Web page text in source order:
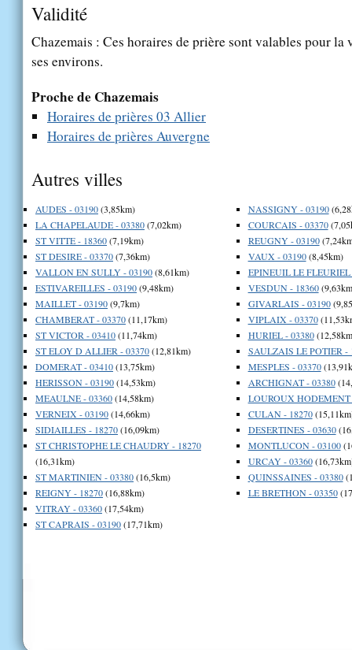
Validité
Chazemais : Ces horaires de prière sont valables pour
ses environs.
Proche de Chazemais
Horaires de prières 03 Allier
Horaires de prières Auvergne
Autres villes
AUDES - 03190(3,85km)
LA CHAPELAUDE - 03380(7,02km)
ST VITTE - 18360(7,19km)
ST DESIRE - 03370(7,36km)
VALLON EN SULLY - 03190(8,61km)
ESTIVAREILLES - 03190(9,48km)
MAILLET - 03190(9,7km)
CHAMBERAT - 03370(11,17km)
ST VICTOR - 03410(11,74km)
ST ELOY D ALLIER - 03370(12,81km)
DOMERAT - 03410(13,75km)
HERISSON - 03190(14,53km)
MEAULNE - 03360(14,58km)
VERNEIX - 03190(14,66km)
SIDIAILLES - 18270(16,09km)
ST CHRISTOPHE LE CHAUDRY - 18270
(16,31km)
ST MARTINIEN - 03380(16,5km)
REIGNY - 18270(16,88km)
VITRAY - 03360(17,54km)
ST CAPRAIS - 03190(17,71km)
NASSIGNY - 03190
COURCAIS - 03370
REUGNY - 03190
VAUX - 03190(8,45km)
EPINEUIL LE FLEURIEL
VESDUN - 18360
GIVARLAIS - 03190
VIPLAIX - 03370
HURIEL - 03380
SAULZAIS LE POTIER -
MESPLES - 03370
ARCHIGNAT - 03380
LOUROUX HODEMENT
CULAN - 18270
DESERTINES - 03630
MONTLUCON - 03100
URCAY - 03360
QUINSSAINES - 03380
LE BRETHON - 03350